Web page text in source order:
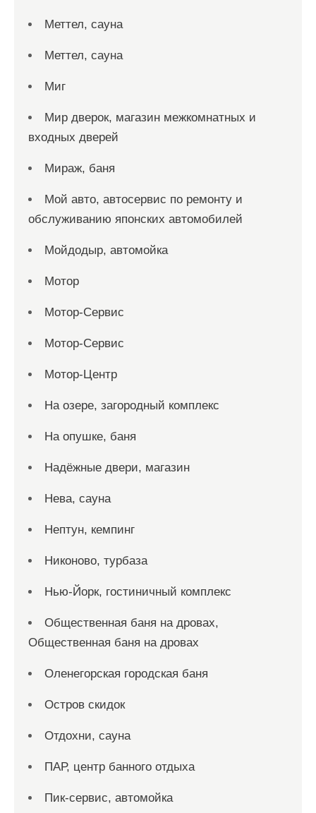
Меттел, сауна
Меттел, сауна
Миг
Мир дверок, магазин межкомнатных и
входных дверей
Мираж, баня
Мой авто, автосервис по ремонту и
обслуживанию японских автомобилей
Мойдодыр, автомойка
Мотор
Мотор-Сервис
Мотор-Сервис
Мотор-Центр
На озере, загородный комплекс
На опушке, баня
Надёжные двери, магазин
Нева, сауна
Нептун, кемпинг
Никоново, турбаза
Нью-Йорк, гостиничный комплекс
Общественная баня на дровах,
Общественная баня на дровах
Оленегорская городская баня
Остров скидок
Отдохни, сауна
ПАР, центр банного отдыха
Пик-сервис, автомойка